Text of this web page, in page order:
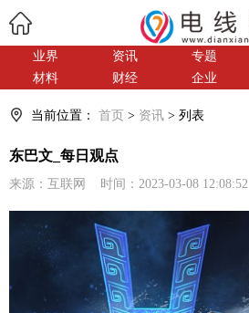
业界 资讯 专题
材料
财经 企业
当前位置： 首页 > 资讯 > 列表
东巴文_每日观点
来源：互联网 时间：2023-03-08 12:08:52